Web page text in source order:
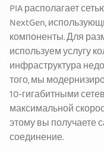
PIA располагает
NextGen,
компоненты. Для
используем услугу
инфраструктура
того, мы
10-гигабитными
максимальной
этому вы получаете
соединение.